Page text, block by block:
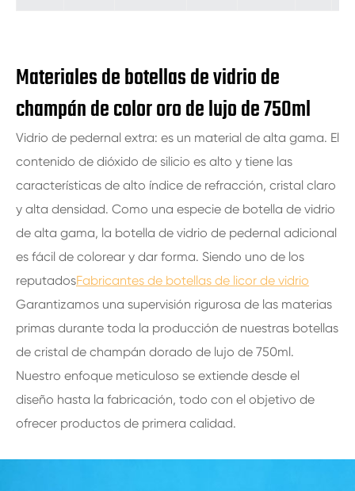
Materiales de botellas de vidrio de
champán de color oro de lujo de 750ml
Vidrio de pedernal extra: es un material de alta gama. El
contenido de dióxido de silicio es alto y tiene las
características de alto índice de refracción, cristal claro
y alta densidad. Como una especie de botella de vidrio
de alta gama, la botella de vidrio de pedernal adicional
es fácil de colorear y dar forma. Siendo uno de los
reputadosFabricantes de botellas de licor de vidrio
Garantizamos una supervisión rigurosa de las materias
primas durante toda la producción de nuestras botellas
de cristal de champán dorado de lujo de 750ml.
Nuestro enfoque meticuloso se extiende desde el
diseño hasta la fabricación, todo con el objetivo de
ofrecer productos de primera calidad.